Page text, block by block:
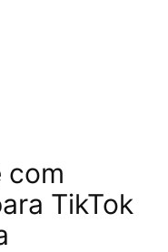
com
TikTok